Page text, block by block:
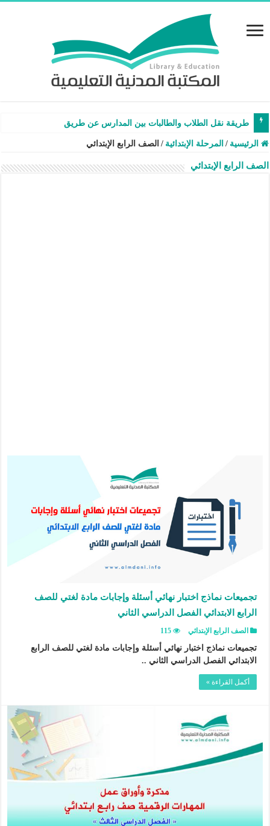
طريقة نقل الطلاب والطالبات بين المدارس عن طريق نظام نور –
الرئيسية / المرحلة الإبتدائية / الصف الرابع الإبتدائي
الصف الرابع الإبتدائي
تجميعات نماذج اختبار نهائي أسئلة وإجابات مادة لغتي للصف
الرابع الابتدائي الفصل الدراسي الثاني
الصف الرابع الإبتدائي 115
تجميعات نماذج اختبار نهائي أسئلة وإجابات مادة لغتي للصف الرابع
الابتدائي الفصل الدراسي الثاني ..
أكمل القراءة »